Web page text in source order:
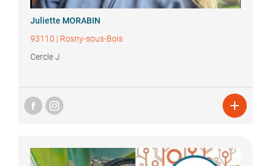
Juliette MORABIN
93110 | Rosny-sous-Bois
Cercle J
